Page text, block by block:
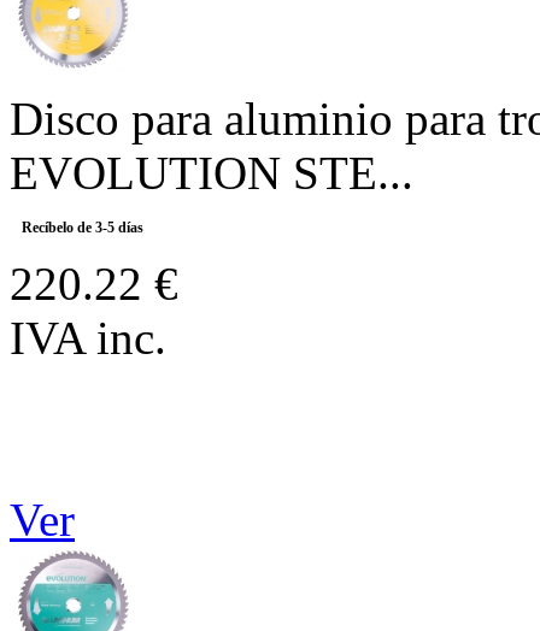
Disco para aluminio para
EVOLUTION STE...
Recíbelo de 3-5 días
220.22 €
IVA inc.
Ver